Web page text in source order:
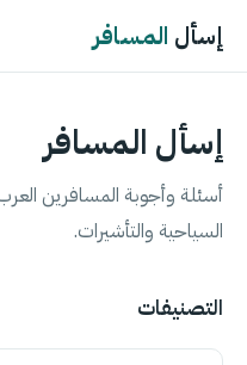
إسأل المسافر
إسأل المسافر
أسئلة وأجوبة المسافرين
السياحية والتأشيرات.
التصنيفات